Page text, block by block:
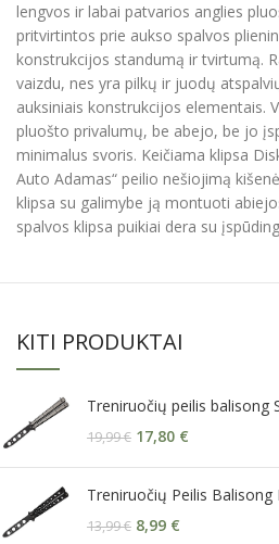
lengvos ir labai patvarios anglies
pritvirtintos prie aukso spalvos
konstrukcijos standumą ir tvirtumą.
vaizdu, nes yra pilkų ir juodų
auksiniais konstrukcijos elementais.
pluošto privalumų, be abejo, be jo
minimalus svoris. Keičiama klipsa
Auto Adamas“ peilio nešiojimą
klipsa su galimybe ją montuoti
spalvos klipsa puikiai dera su
KITI PRODUKTAI
Treniruočių peilis balisong
19,99€ 17,80 €
Treniruočių Peilis Balisong
13,99€ 8,99 €